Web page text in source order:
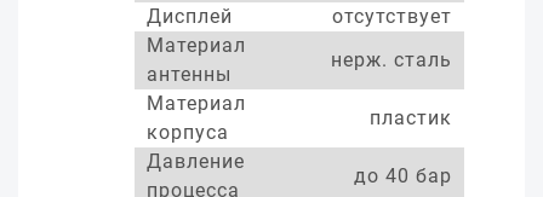
Дисплей
отсутствует
Материал
антенны
нерж. сталь
Материал
корпуса
пластик
Давление
процесса
до 40 бар